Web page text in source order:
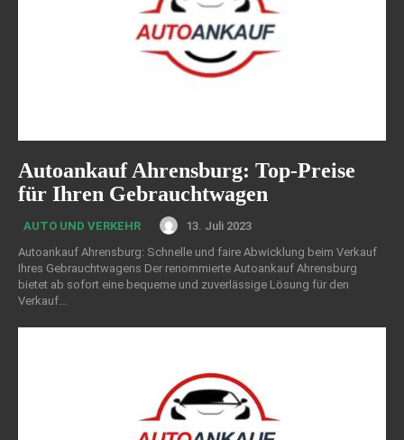
Autoankauf Ahrensburg: Top-Preise
für Ihren Gebrauchtwagen
AUTO UND VERKEHR
13. Juli 2023
Autoankauf Ahrensburg: Schnelle und faire Abwicklung beim Verkauf
Ihres Gebrauchtwagens Der renommierte Autoankauf Ahrensburg
bietet ab sofort eine bequeme und zuverlässige Lösung für den
Verkauf...